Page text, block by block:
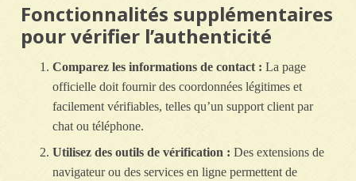
Fonctionnalités supplémentaires
pour vérifier l’authenticité
Comparez les informations de contact : La page
officielle doit fournir des coordonnées légitimes et
facilement vérifiables, telles qu’un support client par
chat ou téléphone.
Utilisez des outils de vérification : Des extensions de
navigateur ou des services en ligne permettent de